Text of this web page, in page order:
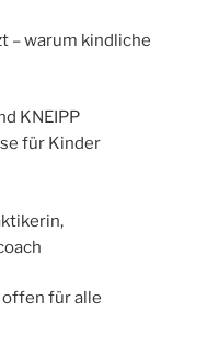
– warum kindliche
KNEIPP
für Kinder
für alle